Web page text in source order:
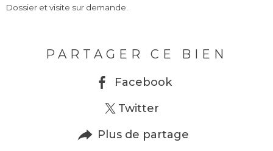
Dossier et visite sur demande.
PARTAGER CE BIEN
Facebook
Twitter
Plus de partage